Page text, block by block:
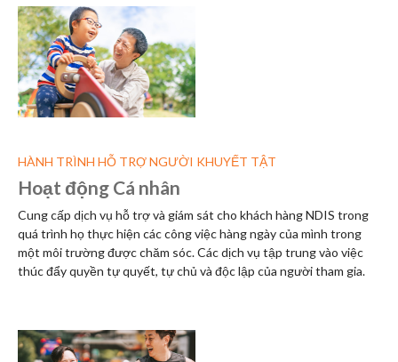
HÀNH TRÌNH HỖ TRỢ NGƯỜI KHUYẾT TẬT
Hoạt động Cá nhân
Cung cấp dịch vụ hỗ trợ và giám sát cho khách hàng NDIS trong
quá trình họ thực hiện các công việc hàng ngày của mình trong
một môi trường được chăm sóc. Các dịch vụ tập trung vào việc
thúc đẩy quyền tự quyết, tự chủ và độc lập của người tham gia.